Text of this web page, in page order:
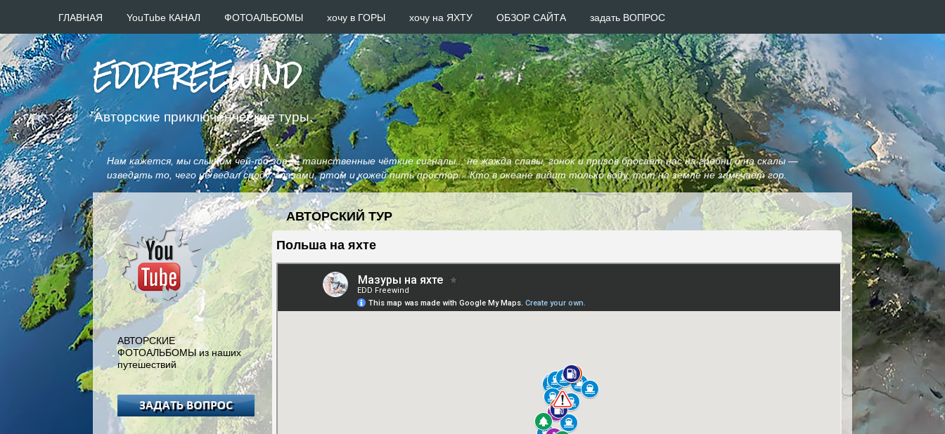
EDDFREEWIND
Авторские приключенческие туры.
Нам кажется, мы слышим чей-то зов — таинственные чёткие сигналы... не жажда славы, гонок и призов бросает нас на гребни и на скалы —
изведать то, чего не ведал сроду, глазами, ртом и кожей пить простор... Кто в океане видит только воду, тот на земле не замечает гор.
АВТОРСКИЙ ТУР
Польша на яхте
АВТОРСКИЕ
ФОТОАЛЬБОМЫ из наших
путешествий
ГЛАВНАЯ YouTube КАНАЛ ФОТОАЛЬБОМЫ хочу в ГОРЫ хочу на ЯХТУ ОБЗОР САЙТА задать ВОПРОС